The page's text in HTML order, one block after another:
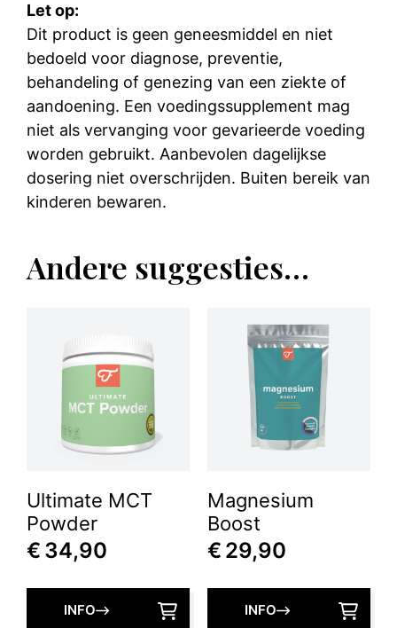
Let op:
Dit product is geen geneesmiddel en niet
bedoeld voor diagnose, preventie,
behandeling of genezing van een ziekte of
aandoening. Een voedingssupplement mag
niet als vervanging voor gevarieerde voeding
worden gebruikt. Aanbevolen dagelijkse
dosering niet overschrijden. Buiten bereik van
kinderen bewaren.
Andere suggesties…
Ultimate MCT
Powder
€ 34,90
INFO
Magnesium
Boost
€ 29,90
INFO